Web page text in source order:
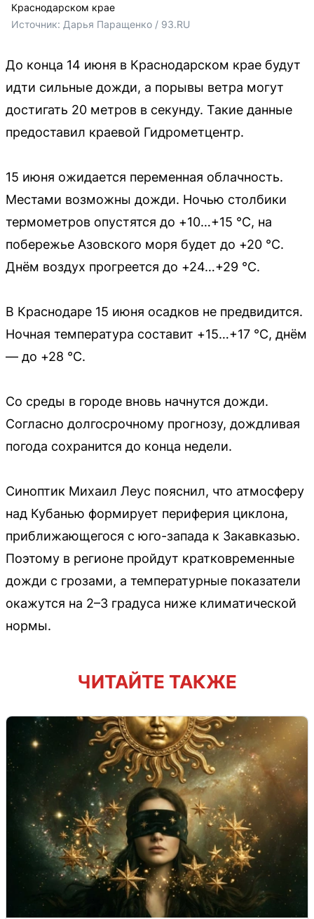
Краснодарском крае
Источник: Дарья Паращенко / 93.RU
До конца 14 июня в Краснодарском крае будут
идти сильные дожди, а порывы ветра могут
достигать 20 метров в секунду. Такие данные
предоставил краевой Гидрометцентр.
15 июня ожидается переменная облачность.
Местами возможны дожди. Ночью столбики
термометров опустятся до +10…+15 °С, на
побережье Азовского моря будет до +20 °С.
Днём воздух прогреется до +24…+29 °С.
В Краснодаре 15 июня осадков не предвидится.
Ночная температура составит +15…+17 °С, днём
— до +28 °С.
Со среды в городе вновь начнутся дожди.
Согласно долгосрочному прогнозу, дождливая
погода сохранится до конца недели.
Синоптик Михаил Леус пояснил, что атмосферу
над Кубанью формирует периферия циклона,
приближающегося с юго-запада к Закавказью.
Поэтому в регионе пройдут кратковременные
дожди с грозами, а температурные показатели
окажутся на 2–3 градуса ниже климатической
нормы.
ЧИТАЙТЕ ТАКЖЕ